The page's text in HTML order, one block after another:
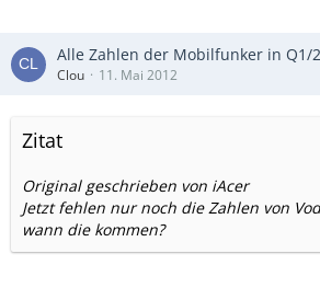
Alle Zahlen der Mobilfunker in Q1/
Clou 11. Mai 2012
Zitat
Original geschrieben von iAcer
Jetzt fehlen nur noch die Zahlen von
wann die kommen?